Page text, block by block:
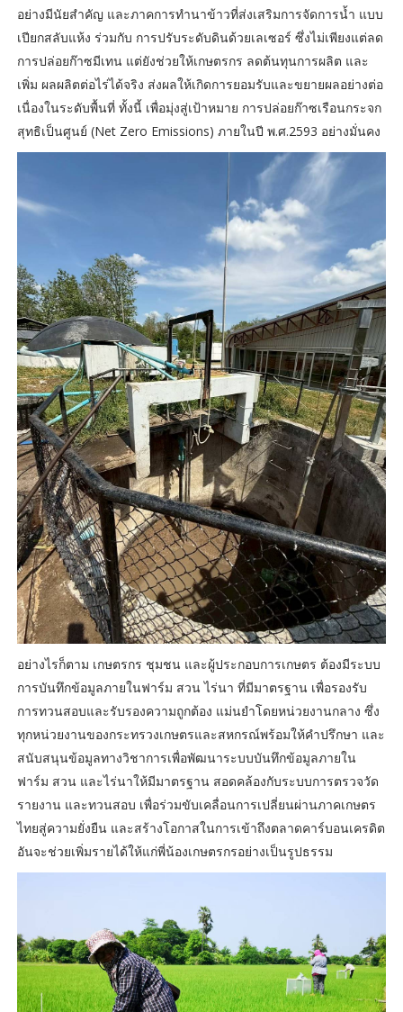
อย่างมีนัยสำคัญ และภาคการทำนาข้าวที่ส่งเสริมการจัดการน้ำ แบบ
เปียกสลับแห้ง ร่วมกับ การปรับระดับดินด้วยเลเซอร์ ซึ่งไม่เพียงแต่ลด
การปล่อยก๊าซมีเทน แต่ยังช่วยให้เกษตรกร ลดต้นทุนการผลิต และ
เพิ่ม ผลผลิตต่อไร่ได้จริง ส่งผลให้เกิดการยอมรับและขยายผลอย่างต่อ
เนื่องในระดับพื้นที่ ทั้งนี้ เพื่อมุ่งสู่เป้าหมาย การปล่อยก๊าซเรือนกระจก
สุทธิเป็นศูนย์ (Net Zero Emissions) ภายในปี พ.ศ.2593 อย่างมั่นคง
อย่างไรก็ตาม เกษตรกร ชุมชน และผู้ประกอบการเกษตร ต้องมีระบบ
การบันทึกข้อมูลภายในฟาร์ม สวน ไร่นา ที่มีมาตรฐาน เพื่อรองรับ
การทวนสอบและรับรองความถูกต้อง แม่นยำโดยหน่วยงานกลาง ซึ่ง
ทุกหน่วยงานของกระทรวงเกษตรและสหกรณ์พร้อมให้คำปรึกษา และ
สนับสนุนข้อมูลทางวิชาการเพื่อพัฒนาระบบบันทึกข้อมูลภายใน
ฟาร์ม สวน และไร่นาให้มีมาตรฐาน สอดคล้องกับระบบการตรวจวัด
รายงาน และทวนสอบ เพื่อร่วมขับเคลื่อนการเปลี่ยนผ่านภาคเกษตร
ไทยสู่ความยั่งยืน และสร้างโอกาสในการเข้าถึงตลาดคาร์บอนเครดิต
อันจะช่วยเพิ่มรายได้ให้แก่พี่น้องเกษตรกรอย่างเป็นรูปธรรม